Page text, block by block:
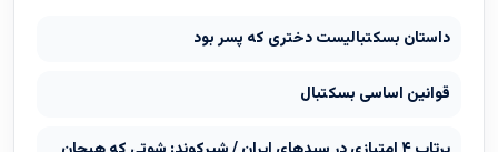
داستان بسکتبالیست دختری که پسر بود
قوانین اساسی بسکتبال